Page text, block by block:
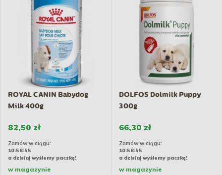
ROYAL CANIN Babydog
Milk 400g
82,50 zł
Zamów w ciągu:
10:56:54
a dzisiaj wyślemy paczkę!
w magazynie
DOLFOS Dolmilk Puppy
300g
66,30 zł
Zamów w ciągu:
10:56:54
a dzisiaj wyślemy paczkę!
w magazynie